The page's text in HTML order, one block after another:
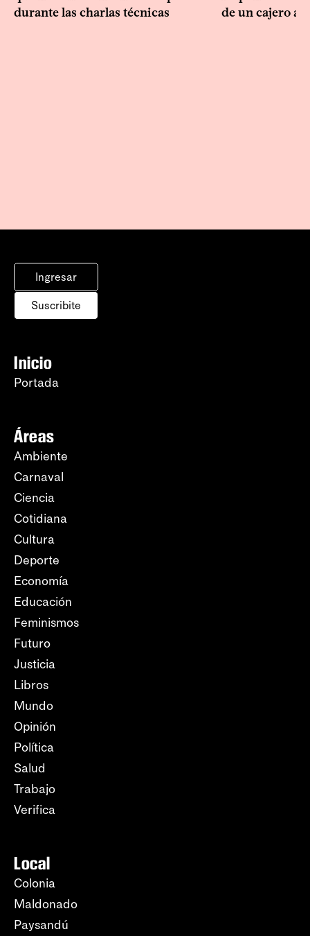
durante las charlas técnicas
de un cajero
Ingresar
Suscribite
Inicio
Portada
Áreas
Ambiente
Carnaval
Ciencia
Cotidiana
Cultura
Deporte
Economía
Educación
Feminismos
Futuro
Justicia
Libros
Mundo
Opinión
Política
Salud
Trabajo
Verifica
Local
Colonia
Maldonado
Paysandú